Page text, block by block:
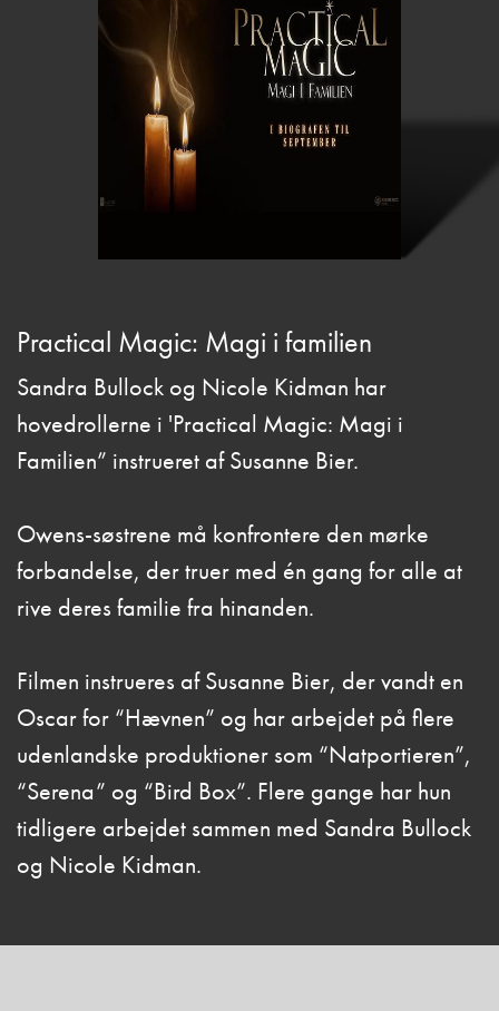
Practical Magic: Magi i familien
Sandra Bullock og Nicole Kidman har
hovedrollerne i 'Practical Magic: Magi i
Familien” instrueret af Susanne Bier.
Owens-søstrene må konfrontere den mørke
forbandelse, der truer med én gang for alle at
rive deres familie fra hinanden.
Filmen instrueres af Susanne Bier, der vandt en
Oscar for “Hævnen” og har arbejdet på flere
udenlandske produktioner som “Natportieren”,
“Serena” og “Bird Box”. Flere gange har hun
tidligere arbejdet sammen med Sandra Bullock
og Nicole Kidman.